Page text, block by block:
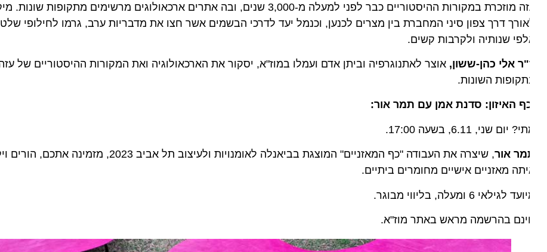
עזה מוזכרת במקורות ההיסטוריים כבר לפני למעלה מ-3,000 שנים, ובה אתרים ארכאולוגים מרשימים מתקופות
דרך צפון סיני המחברת בין מצרים לכנען, וכנמל יעד לדרכי הבשמים אשר חצו את מדבריות ערב, גרמו לחילופי שלטון
שנותיה ולקרבות קשים.
אלי כהן-ששון,אוצר לאתנוגרפיה וביתן אדם ועמלו במוז"א, יסקור את הארכאולוגיה ואת המקורות ההיסטוריים של עזה
השונות.
האיזון: סדנת אמן עם תמר אור:
יום שני, 6.11, בשעה 17:00.
אור
, שיצרה את העבודה "כף המאזניים" המוצגת בביאנלה לאומנויות ולעיצוב תל אביב 2023,
מאזניים אישיים מחומרים ביתיים.
לגילאי 6 ומעלה, בליווי מבוגר.
בהרשמה מראש באתר מוז"א.